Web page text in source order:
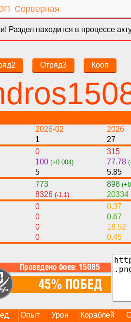
Серверная
Раздел находится в процессе
Отряд3 Кооп
2026-02 2026
1 27
0 315
100 (+0.004) 77.78
5 5.85
773 898
8326 (-1.1) 20334
0 0.37
0 0.67
0 18.52
0 0.45
Опыт Урон Кораблей